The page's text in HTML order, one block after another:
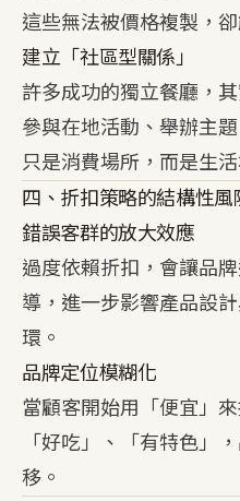
這些無法被價格複製，
建立「社區型關係」
許多成功的獨立餐廳，
參與在地活動、舉辦主
只是消費場所，而是生
四、折扣策略的結構性風
錯誤客群的放大效應
過度依賴折扣，會讓品
導，進一步影響產品設
環。
品牌定位模糊化
當顧客開始用「便宜」
「好吃」、「有特色」
移。